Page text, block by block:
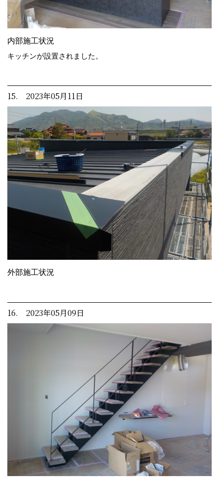
内部施工状況
キッチンが設置されました。
15. 2023年05月11日
外部施工状況
16. 2023年05月09日